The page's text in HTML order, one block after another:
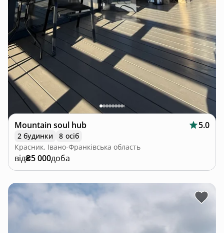
Mountain soul hub 5.0
2 будинки
8 осіб
Красник, Івано-Франківська область
від₴5 000доба